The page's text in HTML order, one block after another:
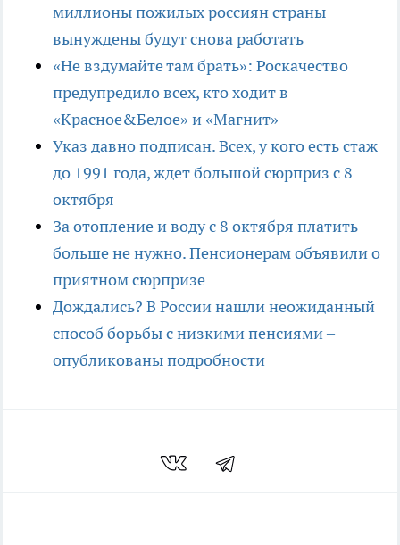
миллионы пожилых россиян страны
вынуждены будут снова работать
«Не вздумайте там брать»: Роскачество
предупредило всех, кто ходит в
«Красное&Белое» и «Магнит»
Указ давно подписан. Всех, у кого есть стаж
до 1991 года, ждет большой сюрприз с 8
октября
За отопление и воду с 8 октября платить
больше не нужно. Пенсионерам объявили о
приятном сюрпризе
Дождались? В России нашли неожиданный
способ борьбы с низкими пенсиями –
опубликованы подробности